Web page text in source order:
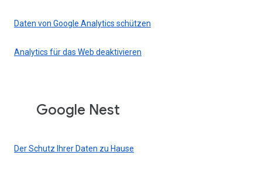
Daten von Google Analytics schützen
Analytics für das Web deaktivieren
Google Nest
Der Schutz Ihrer Daten zu Hause